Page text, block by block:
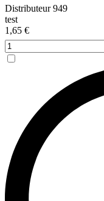
Distributeur 949
test
1,65 €